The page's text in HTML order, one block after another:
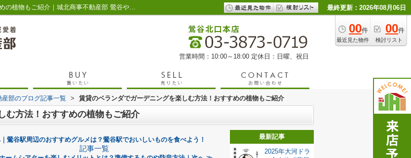
賃貸のベランダでガーデニングを楽しむ方法！おすすめの植物もご紹介｜城北商事不動産部 鶯谷や入谷の賃貸・売買 最終更新：2026年08月06日
00件
最近見た物件
00件
検討リスト
営業時間：10:00～18:00 定休日：日曜、祝日
部のブログ記事一覧 > 賃貸のベランダでガーデニングを楽しむ方法！おすすめの植物もご紹介
む方法！おすすめの植物もご紹介
鶯谷駅周辺のおすすめグルメは？鶯谷駅でおいしいものを食べよう！
記事一覧
最新記事
2025年大河ドラ